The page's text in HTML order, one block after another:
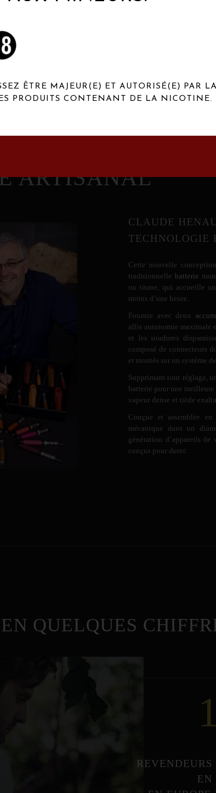
ARTISANAL
CLAUDE
TECHNOLOGIE
Cette nouvelle
traditionnelle batterie
ou titane, qui accueille un
moins d’une heure.
Fournie avec deux
allie autonomie maximale
et les soudures
composé de connecteurs
et montés sur un système
Supprimant tout réglage,
batterie pour une
vapeur dense et tiède
Conçue et assemblée
mécanique dans un
génération d’appareils de
conçus pour durer.
QUELQUES
REVENDEURS
EN
ÊTRE MAJEUR(E) ET AUTORISÉ(E) PAR
PRODUITS CONTENANT DE LA NICOTINE.